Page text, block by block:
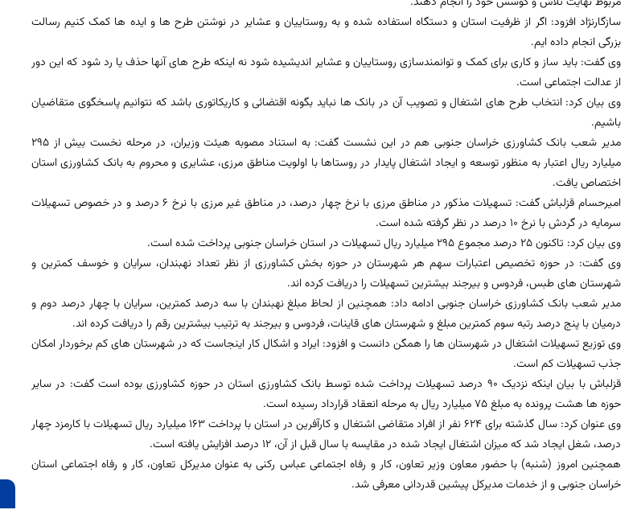
سازگارنژاد افزود: اگر از ظرفیت استان و دستگاه استفاده شده و به روستاییان و عشایر در نوشتن طرح ها و ایده ها کمک کنیم رسالت
بزرگی انجام داده ایم.
وی گفت: باید ساز و کاری برای کمک و توانمندسازی روستاییان و عشایر اندیشیده شود نه اینکه طرح های آنها حذف یا رد شود که این دور
از عدالت اجتماعی است.
وی بیان کرد: انتخاب طرح های اشتغال و تصویب آن در بانک ها نباید بگونه اقتضائی و کاریکاتوری باشد که نتوانیم پاسخگوی متقاضیان
باشیم.
مدیر شعب بانک کشاورزی خراسان جنوبی هم در این نشست گفت: به استناد مصوبه هیئت وزیران، در مرحله نخست بیش از 295
میلیارد ریال اعتبار به منظور توسعه و ایجاد اشتغال پایدار در روستاها با اولویت مناطق مرزی، عشایری و محروم به بانک کشاورزی استان
اختصاص یافت.
امیرحسام قزلباش گفت: تسهیلات مذکور در مناطق مرزی با نرخ چهار درصد، در مناطق غیر مرزی با نرخ 6 درصد و در خصوص تسهیلات
سرمایه در گردش با نرخ 10 درصد در نظر گرفته شده است.
وی بیان کرد: تاکنون 25 درصد مجموع 295 میلیارد ریال تسهیلات در استان خراسان جنوبی پرداخت شده است.
وی گفت: در حوزه تخصیص اعتبارات سهم هر شهرستان در حوزه بخش کشاورزی از نظر تعداد نهبندان، سرایان و خوسف کمترین و
شهرستان های طبس، فردوس و بیرجند بیشترین تسهیلات را دریافت کرده اند.
مدیر شعب بانک کشاورزی خراسان جنوبی ادامه داد: همچنین از لحاظ مبلغ نهبندان با سه درصد کمترین، سرایان با چهار درصد دوم و
درمیان با پنج درصد رتبه سوم کمترین مبلغ و شهرستان های قاینات، فردوس و بیرجند به ترتیب بیشترین رقم را دریافت کرده اند.
وی توزیع تسهیلات اشتغال در شهرستان ها را همگن دانست و افزود: ایراد و اشکال کار اینجاست که در شهرستان های کم برخوردار امکان
جذب تسهیلات کم است.
قزلباش با بیان اینکه نزدیک 90 درصد تسهیلات پرداخت شده توسط بانک کشاورزی استان در حوزه کشاورزی بوده است گفت: در سایر
حوزه ها هشت پرونده به مبلغ 75 میلیارد ریال به مرحله انعقاد قرارداد رسیده است.
وی عنوان کرد: سال گذشته برای 624 نفر از افراد متقاضی اشتغال و کارآفرین در استان با پرداخت 163 میلیارد ریال تسهیلات با کارمزد چهار
درصد، شغل ایجاد شد که میزان اشتغال ایجاد شده در مقایسه با سال قبل از آن، 12 درصد افزایش یافته است.
همچنین امروز (شنبه) با حضور معاون وزیر تعاون، کار و رفاه اجتماعی عباس رکنی به عنوان مدیرکل تعاون، کار و رفاه اجتماعی استان
خراسان جنوبی و از خدمات مدیرکل پیشین قدردانی معرفی شد.